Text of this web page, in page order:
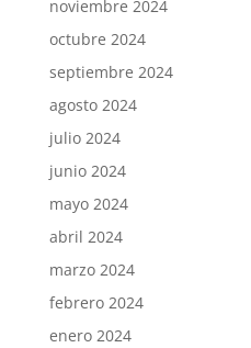
noviembre 2024
octubre 2024
septiembre 2024
agosto 2024
julio 2024
junio 2024
mayo 2024
abril 2024
marzo 2024
febrero 2024
enero 2024